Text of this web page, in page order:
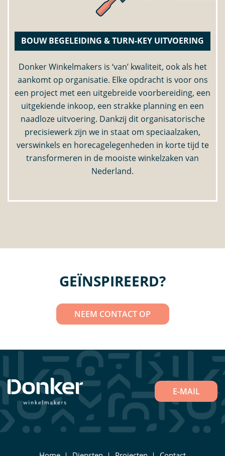
BOUW BEGELEIDING & TURN-KEY UITVOERING
Donker Winkelmakers is ‘van’ kwaliteit, ook als het
aankomt op organisatie. Elke opdracht is voor ons
een project met een uitgebreide voorbereiding, een
uitgekiende inkoop, een strakke planning en een
naadloze uitvoering. Dankzij dit organisatorische
precisiewerk zijn we in staat om speciaalzaken,
verswinkels en horecagelegenheden in korte tijd te
transformeren in de mooiste winkelzaken van
Nederland.
GEÏNSPIREERD?
NEEM CONTACT OP
E-MAIL